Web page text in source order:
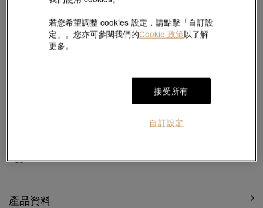
#足金串飾
精美禮盒包裝
產品資料
若您希望調整 cookies 設定，請點擊「自訂設
定」。您亦可參閱我們的Cookie 政策以了解
更多。
接受所有
自訂設定